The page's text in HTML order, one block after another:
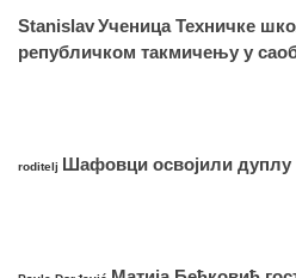
StanislavУченица Техничке
републичком такмичењу у
roditelj Шафовци освојили дуплу